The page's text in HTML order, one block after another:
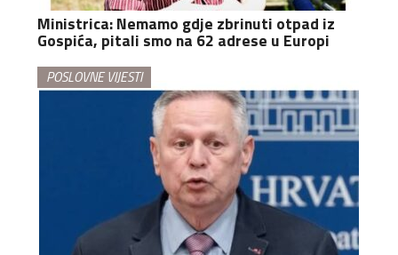
Ministrica: Nemamo gdje zbrinuti otpad iz
Gospića, pitali smo na 62 adrese u Europi
POSLOVNE VIJESTI